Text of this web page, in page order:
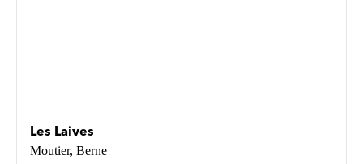
Les Laives
Moutier, Berne